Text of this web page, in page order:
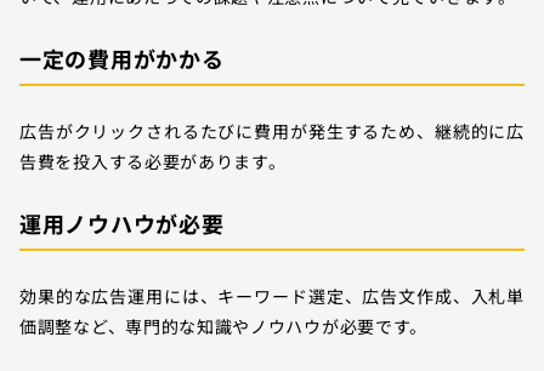
一定の費用がかかる
広告がクリックされるたびに費用が発生するため、継続的に広
告費を投入する必要があります。
運用ノウハウが必要
効果的な広告運用には、キーワード選定、広告文作成、入札単
価調整など、専門的な知識やノウハウが必要です。